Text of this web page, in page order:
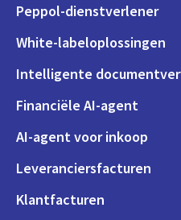
Peppol-dienstverlener
White-labeloplossingen
Intelligente
Financiële AI-agent
AI-agent voor inkoop
Leveranciersfacturen
Klantfacturen